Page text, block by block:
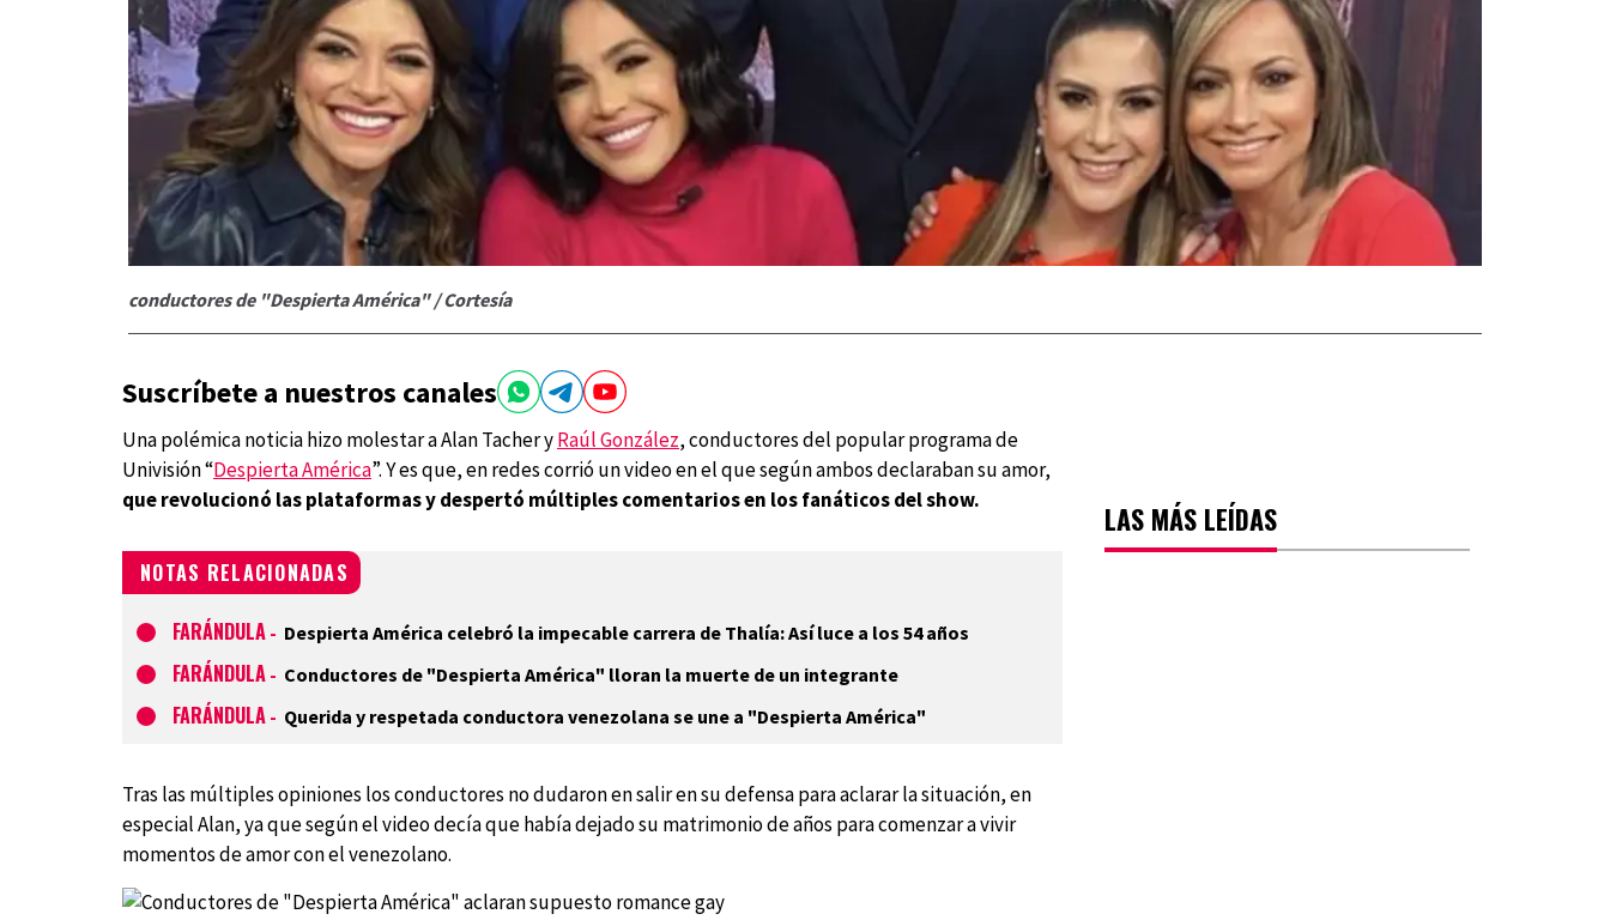
conductores de "Despierta América" / Cortesía
Suscríbete a nuestros canales
Una polémica noticia hizo molestar a Alan Tacher yRaúl González, conductores del popular programa de
Univisión “Despierta América”. Y es que, en redes corrió un video en el que según ambos declaraban su amor,
que revolucionó las plataformas y despertó múltiples comentarios en los fanáticos del show.
NOTAS RELACIONADAS
FARÁNDULA - Despierta América celebró la impecable carrera de Thalía: Así luce a los 54 años
FARÁNDULA - Conductores de "Despierta América" lloran la muerte de un integrante
FARÁNDULA - Querida y respetada conductora venezolana se une a "Despierta América"
Tras las múltiples opiniones los conductores no dudaron en salir en su defensa para aclarar la situación, en
especial Alan, ya que según el video decía que había dejado su matrimonio de años para comenzar a vivir
momentos de amor con el venezolano.
LAS MÁS LEÍDAS